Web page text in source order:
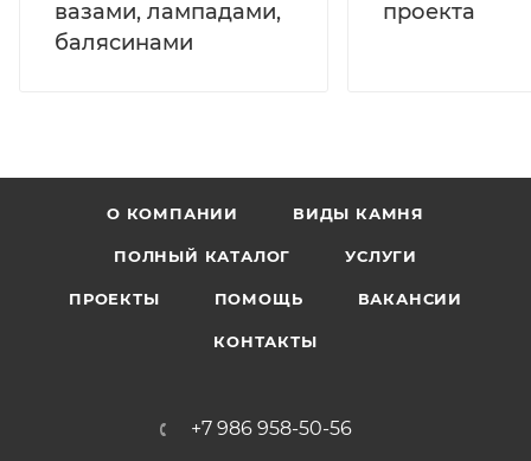
вазами, лампадами,
балясинами
проекта
О КОМПАНИИ ВИДЫ КАМНЯ
ПОЛНЫЙ КАТАЛОГ УСЛУГИ
ПРОЕКТЫ ПОМОЩЬ ВАКАНСИИ
КОНТАКТЫ
+7 986 958-50-56